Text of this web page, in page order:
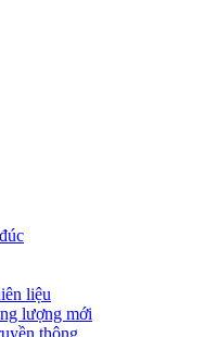
liệu
lượng mới
thông